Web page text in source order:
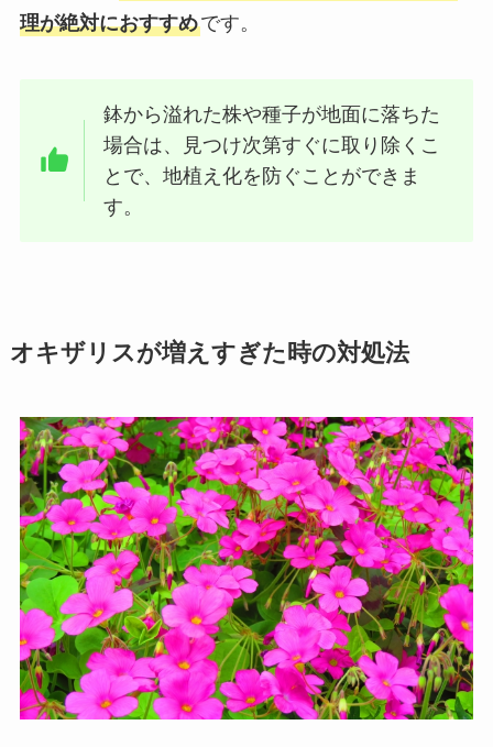
理が絶対におすすめです。
鉢から溢れた株や種子が地面に落ちた
場合は、見つけ次第すぐに取り除くこ
とで、地植え化を防ぐことができま
す。
オキザリスが増えすぎた時の対処法